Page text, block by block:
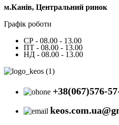
м.Канів, Центральний ринок
Графік роботи
СР - 08.00 - 13.00
ПТ - 08.00 - 13.00
НД - 08.00 - 13.00
+38(067)576-